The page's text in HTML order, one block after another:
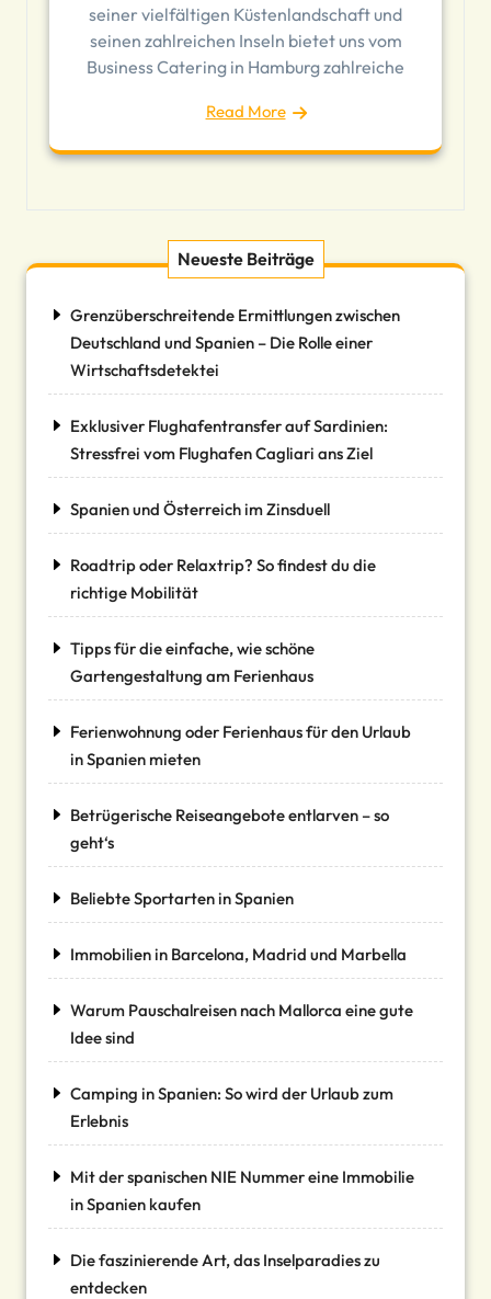
seiner vielfältigen Küstenlandschaft und
seinen zahlreichen Inseln bietet uns vom
Business Catering in Hamburg zahlreiche
Read More
Neueste Beiträge
Grenzüberschreitende Ermittlungen zwischen
Deutschland und Spanien – Die Rolle einer
Wirtschaftsdetektei
Exklusiver Flughafentransfer auf Sardinien:
Stressfrei vom Flughafen Cagliari ans Ziel
Spanien und Österreich im Zinsduell
Roadtrip oder Relaxtrip? So findest du die
richtige Mobilität
Tipps für die einfache, wie schöne
Gartengestaltung am Ferienhaus
Ferienwohnung oder Ferienhaus für den Urlaub
in Spanien mieten
Betrügerische Reiseangebote entlarven – so
geht‘s
Beliebte Sportarten in Spanien
Immobilien in Barcelona, Madrid und Marbella
Warum Pauschalreisen nach Mallorca eine gute
Idee sind
Camping in Spanien: So wird der Urlaub zum
Erlebnis
Mit der spanischen NIE Nummer eine Immobilie
in Spanien kaufen
Die faszinierende Art, das Inselparadies zu
entdecken